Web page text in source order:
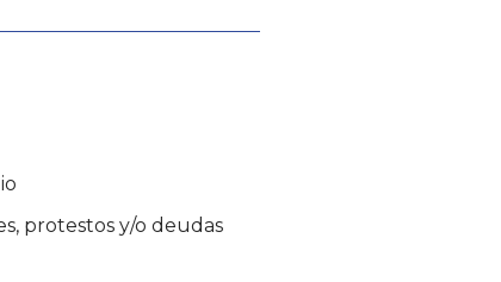
protestos y/o deudas